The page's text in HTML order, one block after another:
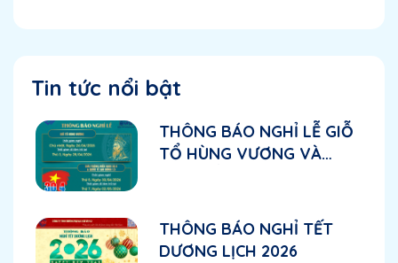
Tin tức nổi bật
THÔNG BÁO NGHỈ LỄ GIỖ
TỔ HÙNG VƯƠNG VÀ
THÔNG BÁO NGHỈ TẾT
DƯƠNG LỊCH 2026